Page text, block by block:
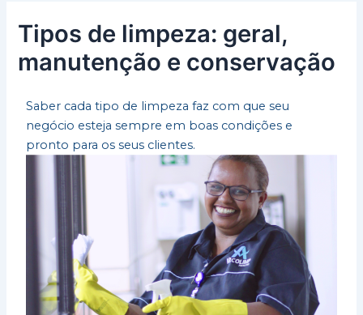
Tipos de limpeza: geral,
manutenção e conservação
Saber cada tipo de limpeza faz com que seu
negócio esteja sempre em boas condições e
pronto para os seus clientes.